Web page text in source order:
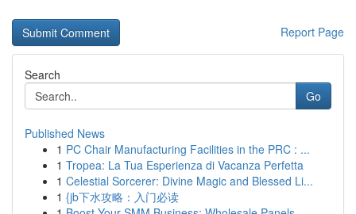
Report Page
Search
Go
Published News
1 PC Chair Manufacturing Facilities in the PRC : ...
1 Tropea: La Tua Esperienza di Vacanza Perfetta
1 Celestial Sorcerer: Divine Magic and Blessed Li...
1 {jb下水攻略：入门必读